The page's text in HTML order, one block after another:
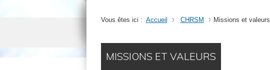
Vous êtes ici : Accueil CHRSM Missions et valeurs
MISSIONS ET VALEURS